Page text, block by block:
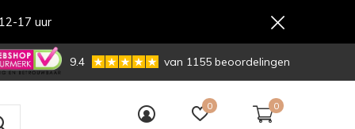
0 0
9.4 van 1155 beoordelingen
17 uur